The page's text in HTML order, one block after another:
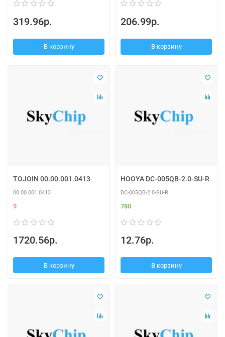
319.96р.
В корзину
206.99р.
В корзину
TOJOIN 00.00.001.0413
00.00.001.0413
9
1720.56р.
В корзину
HOOYA DC-005QB-2.0-SU-R
DC-005QB-2.0-SU-R
780
12.76р.
В корзину